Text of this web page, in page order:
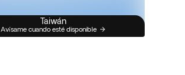
Taiwán
Avísame cuando esté disponible